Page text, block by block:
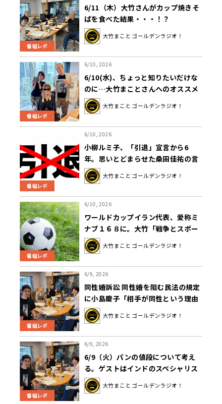
番組レポ
6/11（木）大竹さんがカップ焼きそ
ばを食べた結果・・・！？
大竹まこと ゴールデンラジオ！
番組レポ
6/10, 2026
6/10(水)、ちょっと知りたいだけな
のに…大竹まことさんへのオススメ
動画がパタヤビーチだらけ！？そし
て今日はいとうあさこさんお誕生
大竹まこと ゴールデンラジオ！
番組レポ
6/10, 2026
小柳ルミ子、「引退」宣言から6
年。思いとどまらせた桑田佳祐の言
葉を大竹まことに伝える
大竹まこと ゴールデンラジオ！
番組レポ
6/10, 2026
ワールドカップイラン代表、愛称ミ
ナブ１６８に。大竹「戦争とスポー
ツの世界と全部切り離していけるの
か本当に難しい」
大竹まこと ゴールデンラジオ！
番組レポ
6/9, 2026
同性婚訴訟 同性婚を阻む民法の規定
に小島慶子「相手が同性という理由
だけで、同じ人間として扱われない
のはどう考えてもおかしい」
大竹まこと ゴールデンラジオ！
番組レポ
6/9, 2026
6/9（火）パンの値段について考え
る。ゲストはインドのスペシャリス
ト難波昇平さんでした！
大竹まこと ゴールデンラジオ！